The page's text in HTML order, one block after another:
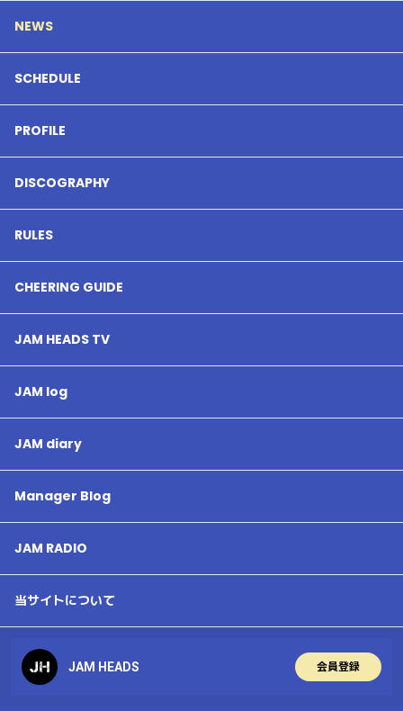
NEWS
SCHEDULE
PROFILE
DISCOGRAPHY
RULES
CHEERING GUIDE
JAM HEADS TV
JAM log
JAM diary
Manager Blog
JAM RADIO
当サイトについて
JAM HEADS 会員登録